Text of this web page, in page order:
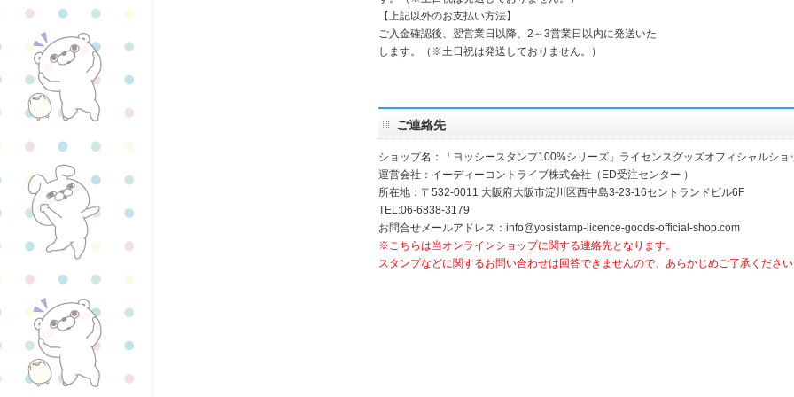
【上記以外のお支払い方法】
ご入金確認後、翌営業日以降、2～3営業日以内に発送いた
します。（※土日祝は発送しておりません。）
ご連絡先
ショップ名：「ヨッシースタンプ100%シリーズ」ライセンスグッズオフィシャルショ
運営会社：イーディーコントライブ株式会社（ED受注センター ）
所在地：〒532-0011 大阪府大阪市淀川区西中島3-23-16セントランドビル6F
TEL:06-6838-3179
お問合せメールアドレス：info@yosistamp-licence-goods-official-shop.com
※こちらは当オンラインショップに関する連絡先となります。
スタンプなどに関するお問い合わせは回答できませんので、あらかじめご了承くださ